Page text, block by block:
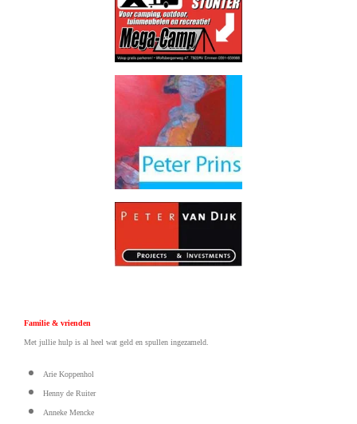
Familie & vrienden
Met jullie hulp is al heel wat geld en spullen ingezameld.
Arie Koppenhol
Henny de Ruiter
Anneke Mencke